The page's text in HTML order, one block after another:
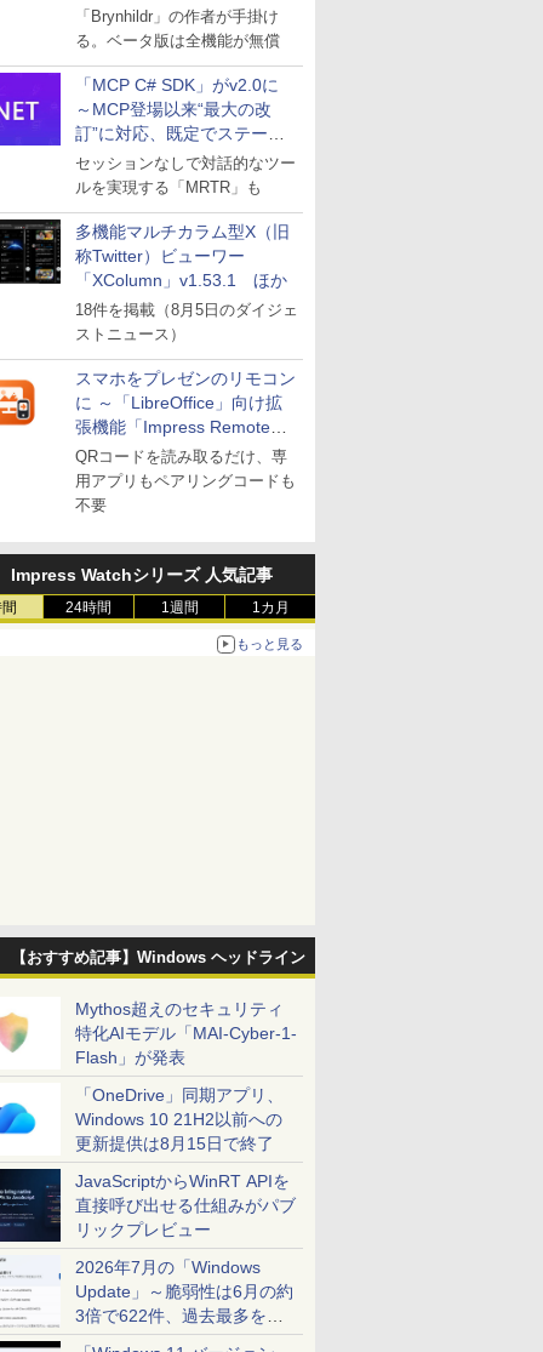
remote」
「Brynhildr」の作者が手掛け
る。ベータ版は全機能が無償
「MCP C# SDK」がv2.0に
～MCP登場以来“最大の改
訂”に対応、既定でステート
レスへ
セッションなしで対話的なツー
ルを実現する「MRTR」も
多機能マルチカラム型X（旧
称Twitter）ビューワー
「XColumn」v1.53.1 ほか
18件を掲載（8月5日のダイジェ
ストニュース）
スマホをプレゼンのリモコン
に ～「LibreOffice」向け拡
張機能「Impress Remote」
が公開
QRコードを読み取るだけ、専
用アプリもペアリングコードも
不要
Impress Watchシリーズ 人気記事
24時間 1週間 1カ月
もっと見る
【おすすめ記事】Windows ヘッドライン
Mythos超えのセキュリティ
特化AIモデル「MAI-Cyber-1-
Flash」が発表
「OneDrive」同期アプリ、
Windows 10 21H2以前への
更新提供は8月15日で終了
JavaScriptからWinRT APIを
直接呼び出せる仕組みがパブ
リックプレビュー
2026年7月の「Windows
Update」～脆弱性は6月の約
3倍で622件、過去最多を大
幅に更新